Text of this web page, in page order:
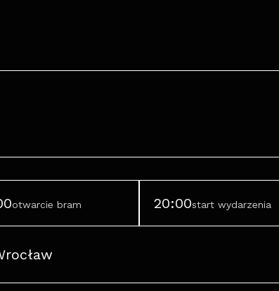
otwarcie bram 20:00start wydarzenia